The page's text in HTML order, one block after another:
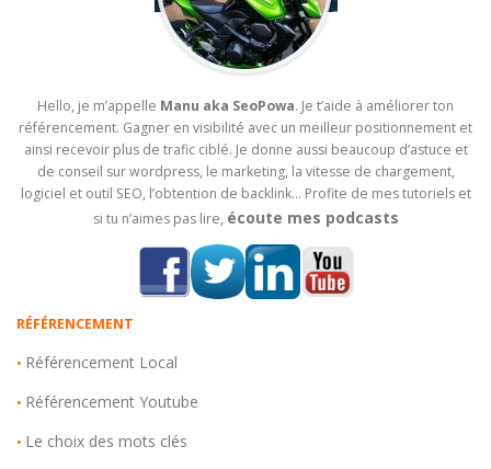
Hello, je m’appelle Manu aka SeoPowa. Je t’aide à améliorer ton
référencement. Gagner en visibilité avec un meilleur positionnement et
ainsi recevoir plus de trafic ciblé. Je donne aussi beaucoup d’astuce et
de conseil sur wordpress, le marketing, la vitesse de chargement,
logiciel et outil SEO, l’obtention de backlink… Profite de mes tutoriels et
si tu n’aimes pas lire, écoute mes podcasts
RÉFÉRENCEMENT
• Référencement Local
• Référencement Youtube
• Le choix des mots clés